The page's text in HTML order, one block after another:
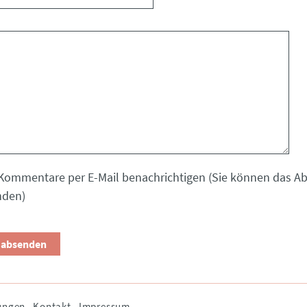
per E-Mail benachrichtigen (Sie können das